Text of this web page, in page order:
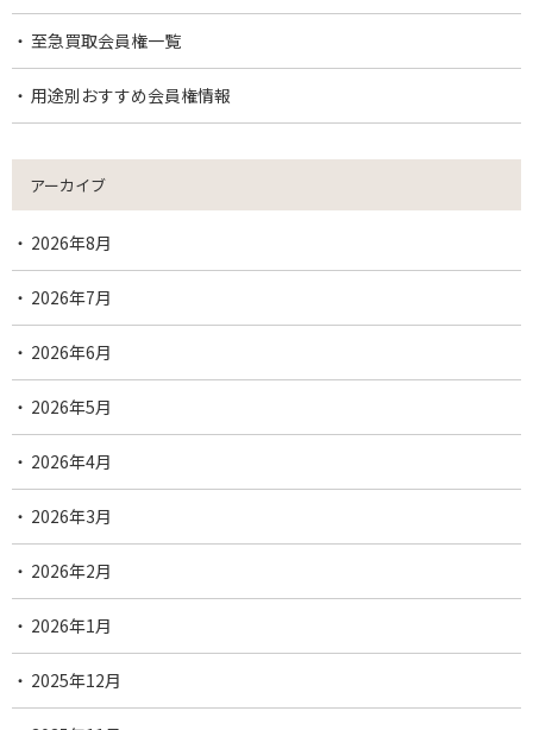
至急買取会員権一覧
用途別おすすめ会員権情報
アーカイブ
2026年8月
2026年7月
2026年6月
2026年5月
2026年4月
2026年3月
2026年2月
2026年1月
2025年12月